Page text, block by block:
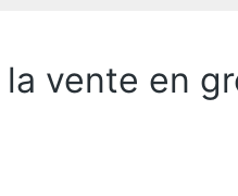
vente en